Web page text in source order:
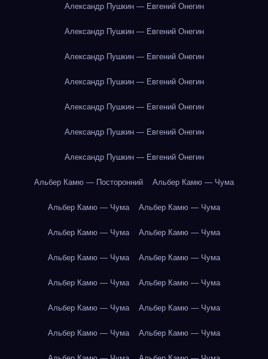
Александр Пушкин — Евгений Онегин
Александр Пушкин — Евгений Онегин
Александр Пушкин — Евгений Онегин
Александр Пушкин — Евгений Онегин
Александр Пушкин — Евгений Онегин
Александр Пушкин — Евгений Онегин
Александр Пушкин — Евгений Онегин
Альбер Камю — Посторонний Альбер Камю — Чума
Альбер Камю — Чума Альбер Камю — Чума
Альбер Камю — Чума Альбер Камю — Чума
Альбер Камю — Чума Альбер Камю — Чума
Альбер Камю — Чума Альбер Камю — Чума
Альбер Камю — Чума Альбер Камю — Чума
Альбер Камю — Чума Альбер Камю — Чума